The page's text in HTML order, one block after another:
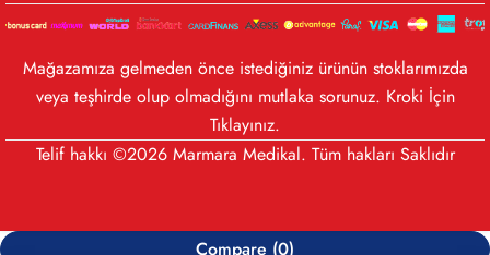
Mağazamıza gelmeden önce istediğiniz ürünün stoklarımızda
veya teşhirde olup olmadığını mutlaka sorunuz. Kroki İçin
Tıklayınız.
Telif hakkı ©2026 Marmara Medikal. Tüm hakları Saklıdır
Compare (0)